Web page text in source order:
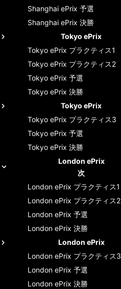
Shanghai ePrix 予選
Shanghai ePrix 決勝
Tokyo ePrix
Tokyo ePrix プラクティス1
Tokyo ePrix プラクティス2
Tokyo ePrix 予選
Tokyo ePrix 決勝
Tokyo ePrix
Tokyo ePrix プラクティス3
Tokyo ePrix 予選
Tokyo ePrix 決勝
London ePrix
次
London ePrix プラクティス1
London ePrix プラクティス2
London ePrix 予選
London ePrix 決勝
London ePrix
London ePrix プラクティス3
London ePrix 予選
London ePrix 決勝